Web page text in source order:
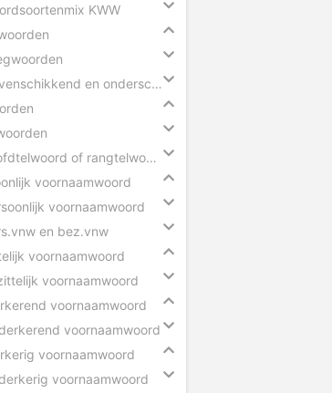
KWW
Nevenschikkend en onderschikkend voegwoord
hoofdtelwoord of rangtelwoord
voornaamwoord
voornaamwoord
en bez.vnw
voornaamwoord
voornaamwoord
voornaamwoord
voornaamwoord
voornaamwoord
voornaamwoord